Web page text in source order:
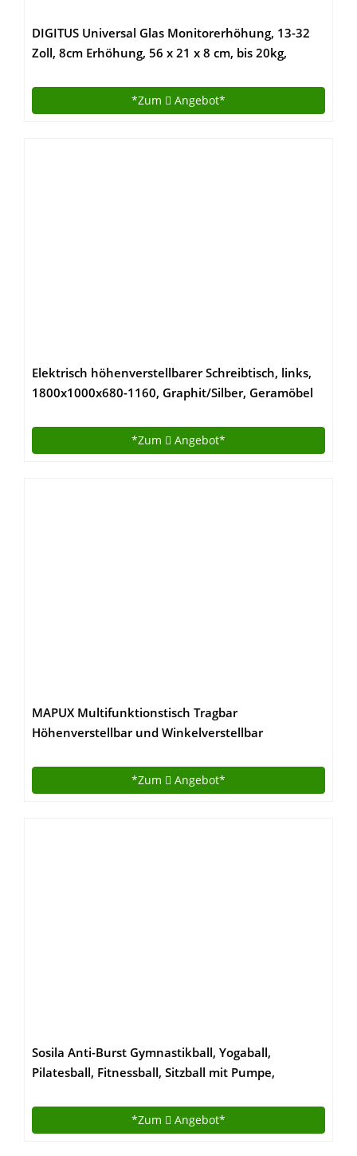
DIGITUS Universal Glas Monitorerhöhung, 13-32
Zoll, 8cm Erhöhung, 56 x 21 x 8 cm, bis 20kg,
*Zum Angebot*
Elektrisch höhenverstellbarer Schreibtisch, links,
1800x1000x680-1160, Graphit/Silber, Geramöbel
*Zum Angebot*
MAPUX Multifunktionstisch Tragbar
Höhenverstellbar und Winkelverstellbar
NoteBooktisch Bücherständer für Sofa, Bett,
Terrasse, Balkon, Garten usw.
*Zum Angebot*
Sosila Anti-Burst Gymnastikball, Yogaball,
Pilatesball, Fitnessball, Sitzball mit Pumpe,
Maximalbelastbarkeit, Pezziball Swissball als
Fitness Kleingeräte und Balance Stuhl, ideal für
*Zum Angebot*